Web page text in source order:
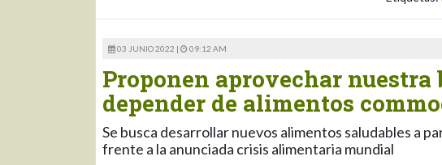
03 JUNIO 2022 | 09:12 AM
Proponen aprovechar
depender de alimentos
Se busca desarrollar nuevos alimentos saludables a
frente a la anunciada crisis alimentaria mundial